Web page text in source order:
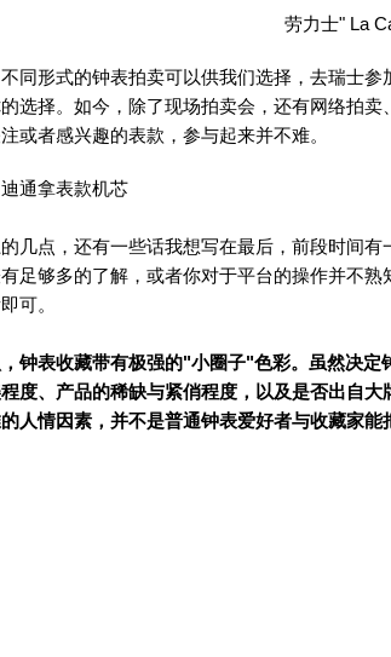
劳力士" La
同形式的钟表拍卖可以供我们选择，去瑞士
选择。如今，除了现场拍卖会，还有网络拍
或者感兴趣的表款，参与起来并不难。
通拿表款机芯
几点，还有一些话我想写在最后，前段时间
足够多的了解，或者你对于平台的操作并不
可。
钟表收藏带有极强的"小圈子"色彩。虽然决
度、产品的稀缺与紧俏程度，以及是否出自
人情因素，并不是普通钟表爱好者与收藏家能